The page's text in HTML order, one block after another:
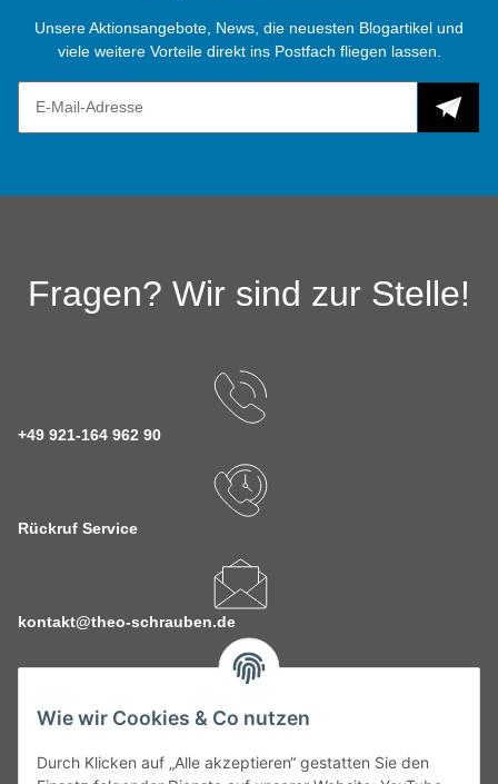
Wie wir Cookies & Co nutzen
Durch Klicken auf „Alle akzeptieren“ gestatten Sie den
Unsere Aktionsangebote, News, die neuesten Blogartikel und
viele weitere Vorteile direkt ins Postfach fliegen lassen.
Fragen? Wir sind zur Stelle!
+49 921-164 962 90
Rückruf Service
kontakt@theo-schrauben.de
Service